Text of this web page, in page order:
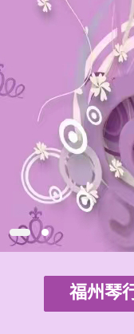
福州琴